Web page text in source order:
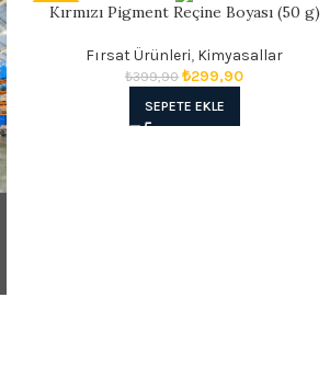
- 25%
Kırmızı Pigment Reçine Boyası (50 g)
Fırsat Ürünleri, Kimyasallar
₺399,90 ₺299,90
SEPETE EKLE